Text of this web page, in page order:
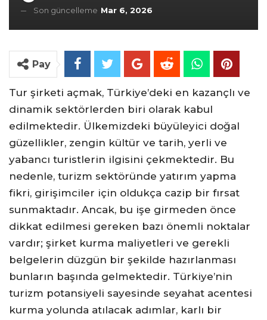
Son güncelleme Mar 6, 2026
Pay
Tur şirketi açmak, Türkiye’deki en kazançlı ve
dinamik sektörlerden biri olarak kabul
edilmektedir. Ülkemizdeki büyüleyici doğal
güzellikler, zengin kültür ve tarih, yerli ve
yabancı turistlerin ilgisini çekmektedir. Bu
nedenle, turizm sektöründe yatırım yapma
fikri, girişimciler için oldukça cazip bir fırsat
sunmaktadır. Ancak, bu işe girmeden önce
dikkat edilmesi gereken bazı önemli noktalar
vardır; şirket kurma maliyetleri ve gerekli
belgelerin düzgün bir şekilde hazırlanması
bunların başında gelmektedir. Türkiye’nin
turizm potansiyeli sayesinde seyahat acentesi
kurma yolunda atılacak adımlar, karlı bir